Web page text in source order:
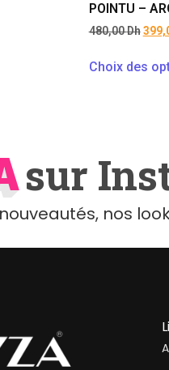
POINTU –
480,00Dh
Choix des
sur
nos